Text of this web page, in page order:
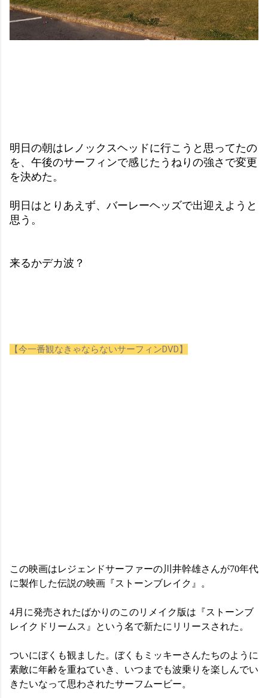
明日の朝はレノックスヘッドに行こうと思ってたの
を、午後のサーフィンで感じたうねりの強さで変更
を決めた。
明日はとりあえず、バーレーヘッズで出迎えようと
思う。
来るかデカ波？
【今一番観なきゃならないサーフィンDVD】
この映画はレジェンドサーファーの川井幹雄さんが70年代
に製作した伝説の映画『ストーンブレイク』。
4月に発売されたばかりのこのリメイク版は『ストーンブ
レイクドリームス』という名で新たにリリースされた。
ついにぼくも観ました。ぼくもミッキーさんたちのように
素敵に年齢を重ねていき、いつまでも波乗りを楽しんでい
きたいなって思わされたサーフムービー。